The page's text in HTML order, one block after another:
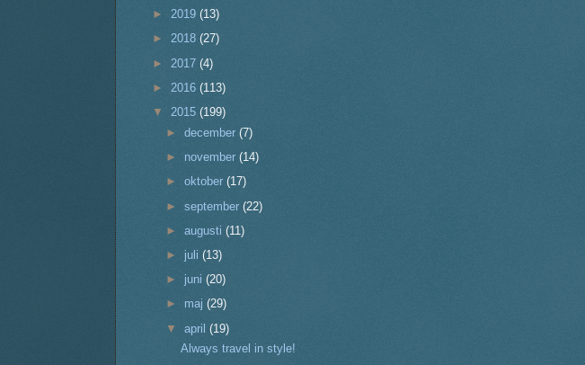
► 2019 (13)
► 2018 (27)
► 2017 (4)
► 2016 (113)
▼ 2015 (199)
►december(7)
► november(14)
►oktober(17)
►september(22)
►augusti(11)
► juli(13)
► juni(20)
► maj(29)
▼april(19)
Always travel in style!